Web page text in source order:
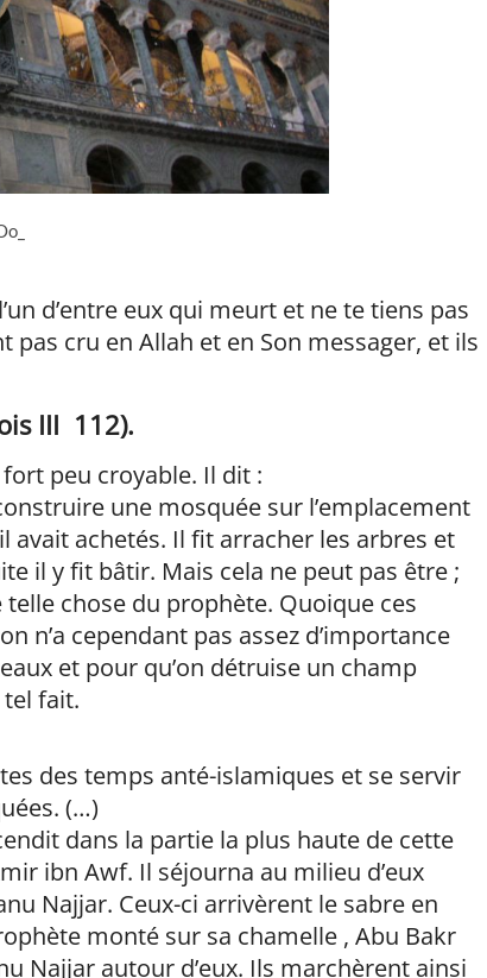
d’entre eux qui meurt et ne te tiens pas
pas cru en Allah et en Son messager, et ils
III 112).
peu croyable. Il dit :
une mosquée sur l’emplacement
avait achetés. Il fit arracher les arbres et
il y fit bâtir. Mais cela ne peut pas être ;
chose du prophète. Quoique ces
n’a cependant pas assez d’importance
et pour qu’on détruise un champ
fait.
des temps anté-islamiques et se servir
(…)
dans la partie la plus haute de cette
ibn Awf. Il séjourna au milieu d’eux
Najjar. Ceux-ci arrivèrent le sabre en
monté sur sa chamelle , Abu Bakr
Najjar autour d’eux. Ils marchèrent ainsi